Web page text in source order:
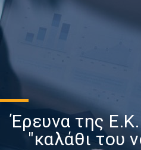
Έρευνα της
"καλάθι του